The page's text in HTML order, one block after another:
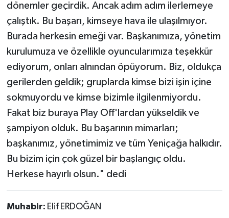
dönemler geçirdik. Ancak adım adım ilerlemeye
çalıştık. Bu başarı, kimseye hava ile ulaşılmıyor.
Burada herkesin emeği var. Başkanımıza, yönetim
kurulumuza ve özellikle oyuncularımıza teşekkür
ediyorum, onları alnından öpüyorum. Biz, oldukça
gerilerden geldik; gruplarda kimse bizi işin içine
sokmuyordu ve kimse bizimle ilgilenmiyordu.
Fakat biz buraya Play Off'lardan yükseldik ve
şampiyon olduk. Bu başarının mimarları;
başkanımız, yönetimimiz ve tüm Yeniçağa halkıdır.
Bu bizim için çok güzel bir başlangıç oldu.
Herkese hayırlı olsun." dedi
Muhabir: Elif ERDOĞAN